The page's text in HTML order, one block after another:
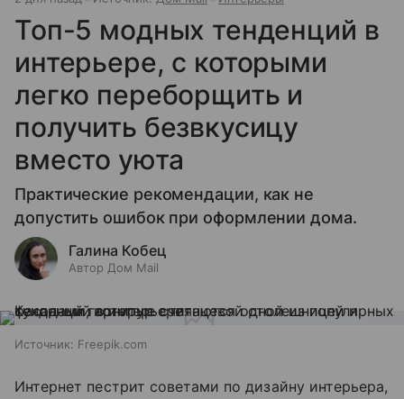
Топ-5 модных тенденций в
интерьере, с которыми
легко переборщить и
получить безвкусицу
вместо уюта
Практические рекомендации, как не
допустить ошибок при оформлении дома.
Галина Кобец
Автор Дом Mail
Источник: Freepik.com
Интернет пестрит советами по дизайну интерьера,